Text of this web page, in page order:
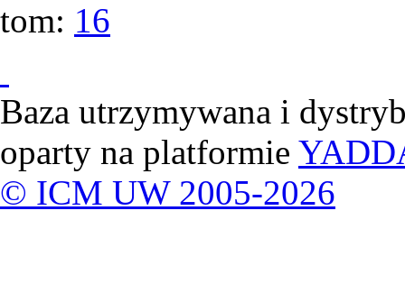
tom: 16
Baza utrzymywana i
oparty na platformie
© ICM UW 2005-2026